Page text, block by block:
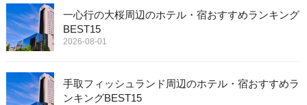
一心行の大桜周辺のホテル・宿おすすめランキング
BEST15
2026-08-01
手取フィッシュランド周辺のホテル・宿おすすめラ
ンキングBEST15